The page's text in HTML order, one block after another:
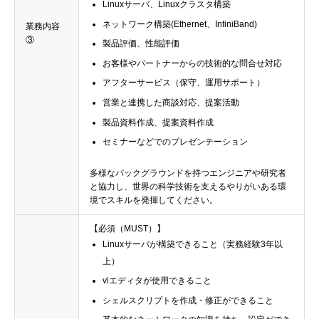
業務内容
③
Linuxサーバ、Linuxクラスタ構築
ネットワーク構築(Ethernet、InfiniBand)
製品評価、性能評価
お客様やパートナーからの技術的な問合せ対応
アフターサービス（保守、運用サポート）
営業と連携した商談対応、提案活動
製品資料作成、提案資料作成
セミナーなどでのプレゼンテーション
多様なバックグラウンドを持つエンジニアや研究者
と協力し、世界の科学技術を支えるやりがいある環
境でスキルを発揮してください。
【必須（MUST）】
Linuxサーバが構築できること（実務経験3年以
上）
viエディタが使用できること
シェルスクリプトを作成・修正ができること